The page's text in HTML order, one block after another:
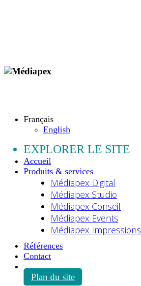
Français
English
EXPLORER LE SITE
Accueil
Produits & services
Médiapex Digital
Médiapex Studio
Médiapex Conseil
Médiapex Events
Médiapex Impressions
Références
Contact
Plan du site